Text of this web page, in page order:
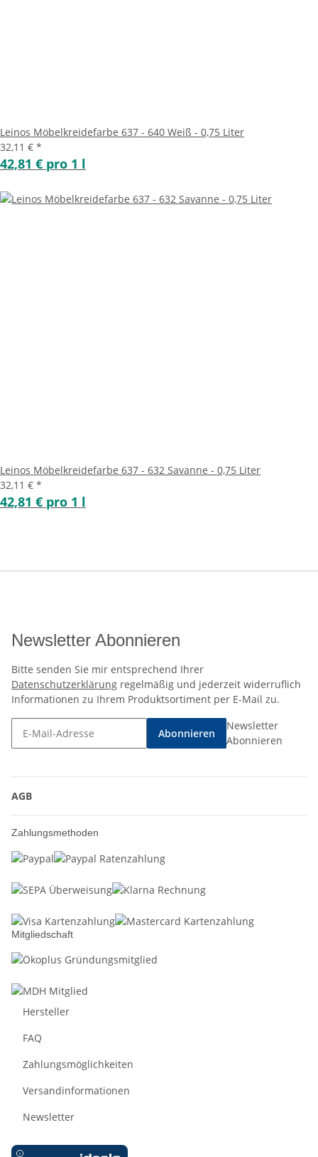
Leinos Möbelkreidefarbe 637 - 640 Weiß - 0,75 Liter
32,11 € *
42,81 € pro 1 l
Leinos Möbelkreidefarbe 637 - 632 Savanne - 0,75 Liter
32,11 € *
42,81 € pro 1 l
Newsletter Abonnieren
Bitte senden Sie mir entsprechend Ihrer
Datenschutzerklärung regelmäßig und jederzeit widerruflich
Informationen zu Ihrem Produktsortiment per E-Mail zu.
Abonnieren
Newsletter
Abonnieren
AGB
Zahlungsmethoden
Mitgliedschaft
Hersteller
FAQ
Zahlungsmöglichkeiten
Versandinformationen
Newsletter